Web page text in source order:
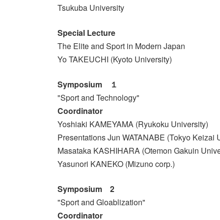
Tsukuba University
Special Lecture
The Elite and Sport in Modern Japan
Yo TAKEUCHI (Kyoto University)
Symposium １
"Sport and Technology"
Coordinator
Yoshiaki KAMEYAMA (Ryukoku University)
Presentations Jun WATANABE (Tokyo Keizai
Masataka KASHIHARA (Otemon Gakuin
Yasunori KANEKO (Mizuno corp.)
Symposium 2
"Sport and Gloablization"
Coordinator